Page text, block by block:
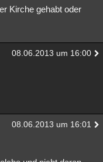
Kirche gehabt oder
08.06.2013 um 16:00
08.06.2013 um 16:01